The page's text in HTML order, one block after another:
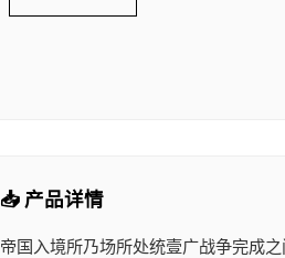
📥 产品详情
帝国入境所乃场所处统壹广战争完成